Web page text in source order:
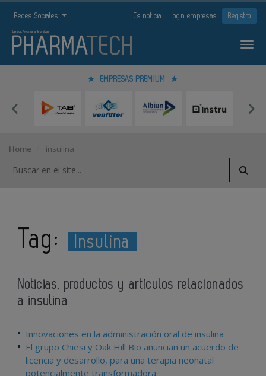
Redes Sociales Es noticia Login empresas Registro
EMPRESAS PREMIUM
Home insulina
Tag: Insulina
Noticias, productos y artículos relacionados
a insulina
Innovaciones en la administración oral de insulina
El grupo Chiesi y Oak Hill Bio anuncian un acuerdo de
licencia y desarrollo, para una terapia neonatal
potencialmente transformadora